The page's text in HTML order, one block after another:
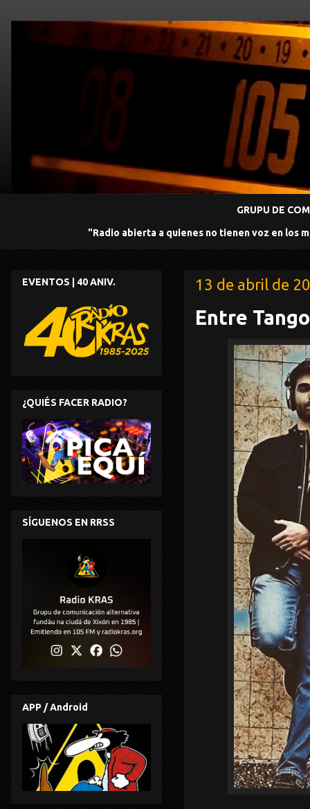
GRUPU DE
"Radio abierta a quienes no tienen voz en los
13 de abril de
Entre
EVENTOS | 40 ANIV.
¿QUIÉS FACER RADIO?
SÍGUENOS EN RRSS
APP / Android